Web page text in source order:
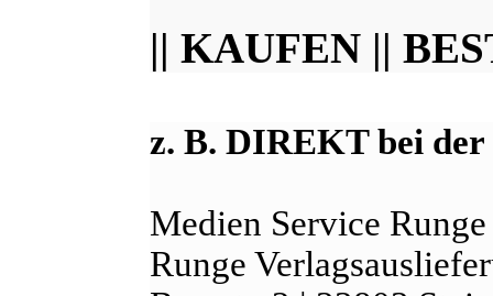
|| KAUFEN ||
z. B. DIREKT bei der
Medien Service
Runge